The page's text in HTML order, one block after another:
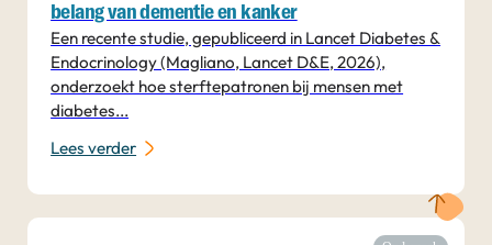
belang van dementie en kanker
Een recente studie, gepubliceerd in Lancet Diabetes &
Endocrinology (Magliano, Lancet D&E, 2026),
onderzoekt hoe sterftepatronen bij mensen met
diabetes...
Lees verder